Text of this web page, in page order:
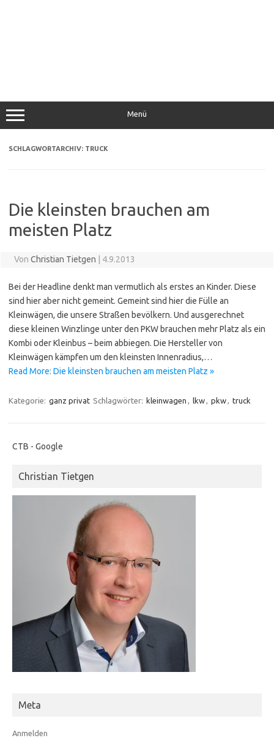
Menü
SCHLAGWORTARCHIV: TRUCK
Die kleinsten brauchen am
meisten Platz
Von Christian Tietgen | 4.9.2013
Bei der Headline denkt man vermutlich als erstes an Kinder. Diese
sind hier aber nicht gemeint. Gemeint sind hier die Fülle an
Kleinwägen, die unsere Straßen bevölkern. Und ausgerechnet
diese kleinen Winzlinge unter den PKW brauchen mehr Platz als ein
Kombi oder Kleinbus – beim abbiegen. Die Hersteller von
Kleinwägen kämpfen um den kleinsten Innenradius,…
Read More: Die kleinsten brauchen am meisten Platz »
Kategorie: ganz privat Schlagwörter: kleinwagen lkw pkw truck
CTB - Google
Christian Tietgen
Meta
Anmelden